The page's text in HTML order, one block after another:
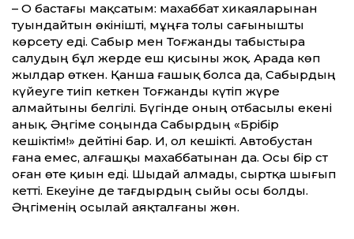
– О бастағы мақсатым: махаббат хикаяларынан
туындайтын өкінішті, мұңға толы сағынышты
көрсету еді. Сабыр мен Тоғжанды табыстыра
салудың бұл жерде еш қисыны жоқ. Арада көп
жыл­дар өткен. Қанша ғашық болса да, Сабырдың
күйеуге тиіп кеткен Тоғжанды күтіп жүре
алмайтыны белгілі. Бүгінде оның отбасылы екені
анық. Әңгіме соңында Сабырдың «Бәрібір
кешіктім!» дейтіні бар. Иә, ол кешікті. Автобустан
ғана емес, алғашқы махаббатынан да. Осы бір сәт
оған өте қиын еді. Шыдай алмады, сыртқа шығып
кетті. Екеуіне де тағдырдың сыйы осы болды.
Әңгіменің осылай аяқталғаны жөн.